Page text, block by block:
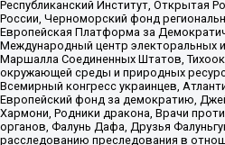
Республиканский Институт, Открытая
России, Черноморский фонд
Европейская Платформа за
Международный центр электоральных
Маршалла Соединенных Штатов,
окружающей среды и природных
Всемирный конгресс украинцев,
Европейский фонд за демократию,
Хармони, Родники дракона, Врачи
органов, Фалунь Дафа, Друзья
расследованию преследования в